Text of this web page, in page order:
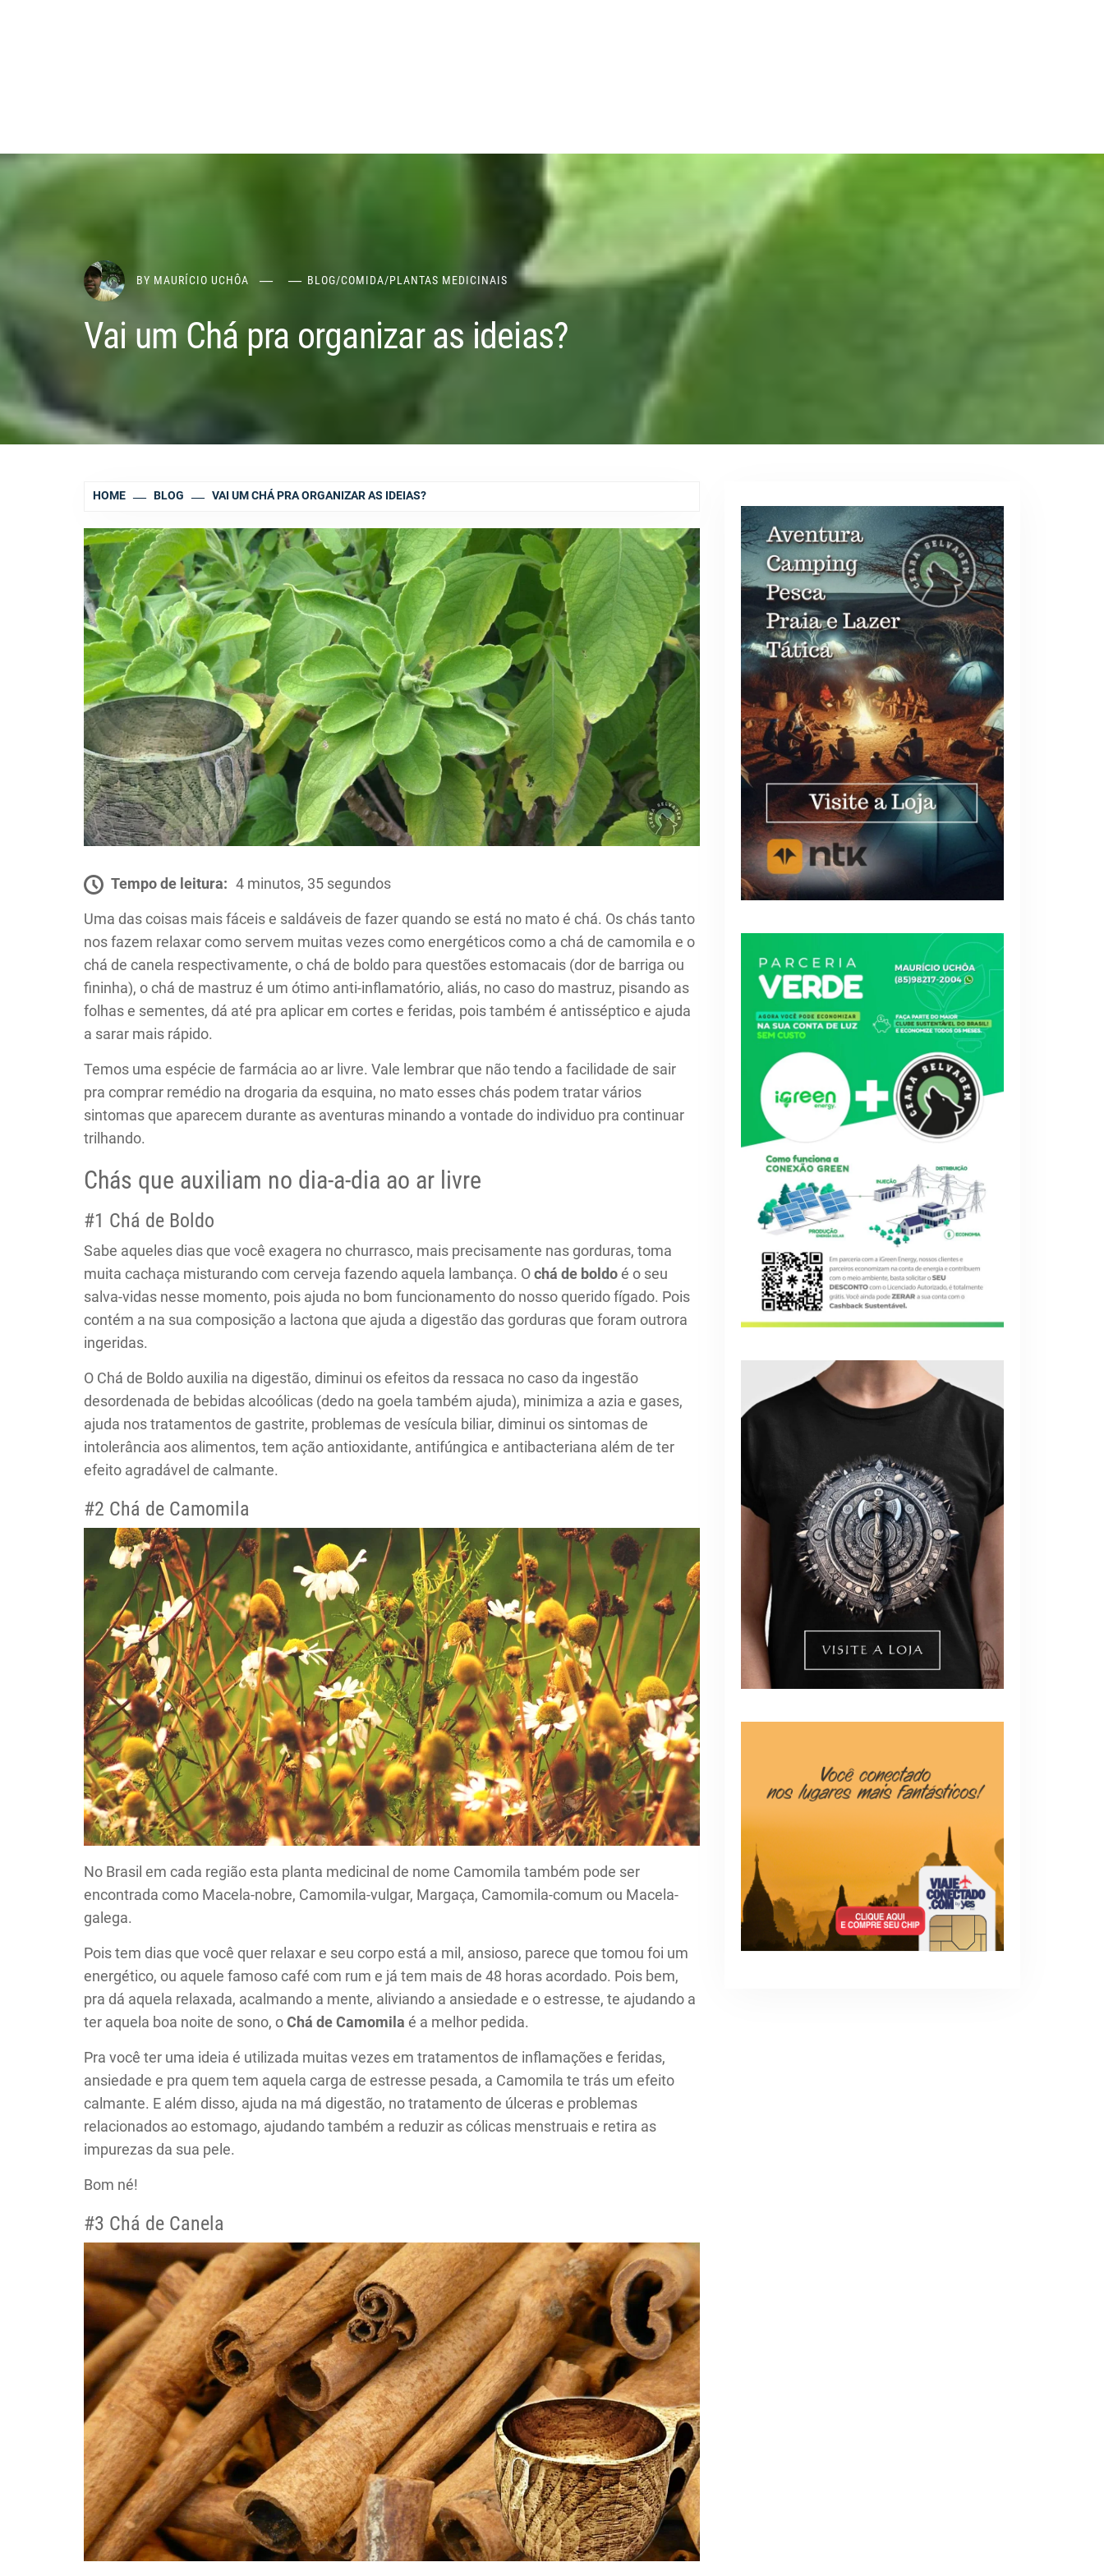
BY MAURÍCIO UCHÔA BLOG/COMIDA/PLANTAS MEDICINAIS
Vai um Chá pra organizar as ideias?
HOME BLOG VAI UM CHÁ PRA ORGANIZAR AS IDEIAS?
Tempo de leitura: 4 minutos, 35 segundos
Uma das coisas mais fáceis e saldáveis de fazer quando se está no mato é chá. Os chás tanto
nos fazem relaxar como servem muitas vezes como energéticos como a chá de camomila e o
chá de canela respectivamente, o chá de boldo para questões estomacais (dor de barriga ou
fininha), o chá de mastruz é um ótimo anti-inflamatório, aliás, no caso do mastruz, pisando as
folhas e sementes, dá até pra aplicar em cortes e feridas, pois também é antisséptico e ajuda
a sarar mais rápido.
Temos uma espécie de farmácia ao ar livre. Vale lembrar que não tendo a facilidade de sair
pra comprar remédio na drogaria da esquina, no mato esses chás podem tratar vários
sintomas que aparecem durante as aventuras minando a vontade do individuo pra continuar
trilhando.
Chás que auxiliam no dia-a-dia ao ar livre
#1 Chá de Boldo
Sabe aqueles dias que você exagera no churrasco, mais precisamente nas gorduras, toma
muita cachaça misturando com cerveja fazendo aquela lambança. Ochá de boldoé o seu
salva-vidas nesse momento, pois ajuda no bom funcionamento do nosso querido fígado. Pois
contém a na sua composição a lactona que ajuda a digestão das gorduras que foram outrora
ingeridas.
O Chá de Boldo auxilia na digestão, diminui os efeitos da ressaca no caso da ingestão
desordenada de bebidas alcoólicas (dedo na goela também ajuda), minimiza a azia e gases,
ajuda nos tratamentos de gastrite, problemas de vesícula biliar, diminui os sintomas de
intolerância aos alimentos, tem ação antioxidante, antifúngica e antibacteriana além de ter
efeito agradável de calmante.
#2 Chá de Camomila
No Brasil em cada região esta planta medicinal de nome Camomila também pode ser
encontrada como Macela-nobre, Camomila-vulgar, Margaça, Camomila-comum ou Macela-
galega.
Pois tem dias que você quer relaxar e seu corpo está a mil, ansioso, parece que tomou foi um
energético, ou aquele famoso café com rum e já tem mais de 48 horas acordado. Pois bem,
pra dá aquela relaxada, acalmando a mente, aliviando a ansiedade e o estresse, te ajudando a
ter aquela boa noite de sono, oChá de Camomila é a melhor pedida.
Pra você ter uma ideia é utilizada muitas vezes em tratamentos de inflamações e feridas,
ansiedade e pra quem tem aquela carga de estresse pesada, a Camomila te trás um efeito
calmante. E além disso, ajuda na má digestão, no tratamento de úlceras e problemas
relacionados ao estomago, ajudando também a reduzir as cólicas menstruais e retira as
impurezas da sua pele.
Bom né!
#3 Chá de Canela